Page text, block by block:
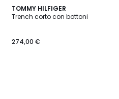
TOMMY HILFIGER
Trench corto con bottoni
274,00 €